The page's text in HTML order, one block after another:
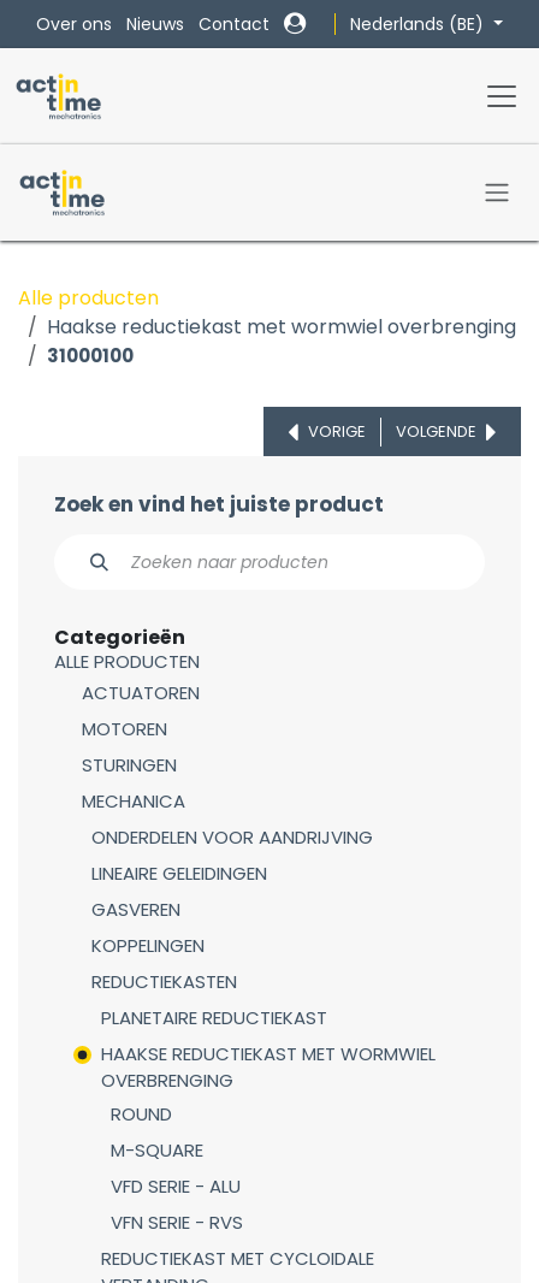
Overslaan naar inhoud
Over ons Nieuws Contact Nederlands (BE)
Alle producten
Haakse reductiekast met wormwiel overbrenging
31000100
VORIGE VOLGENDE
Zoek en vind het juiste product
Categorieën
ALLE PRODUCTEN
ACTUATOREN
MOTOREN
STURINGEN
MECHANICA
ONDERDELEN VOOR AANDRIJVING
LINEAIRE GELEIDINGEN
GASVEREN
KOPPELINGEN
REDUCTIEKASTEN
PLANETAIRE REDUCTIEKAST
HAAKSE REDUCTIEKAST MET WORMWIEL
OVERBRENGING
ROUND
M-SQUARE
VFD SERIE - ALU
VFN SERIE - RVS
REDUCTIEKAST MET CYCLOIDALE